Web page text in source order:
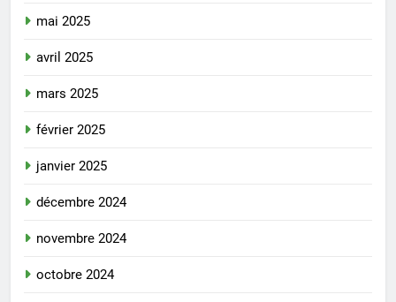
mai 2025
avril 2025
mars 2025
février 2025
janvier 2025
décembre 2024
novembre 2024
octobre 2024